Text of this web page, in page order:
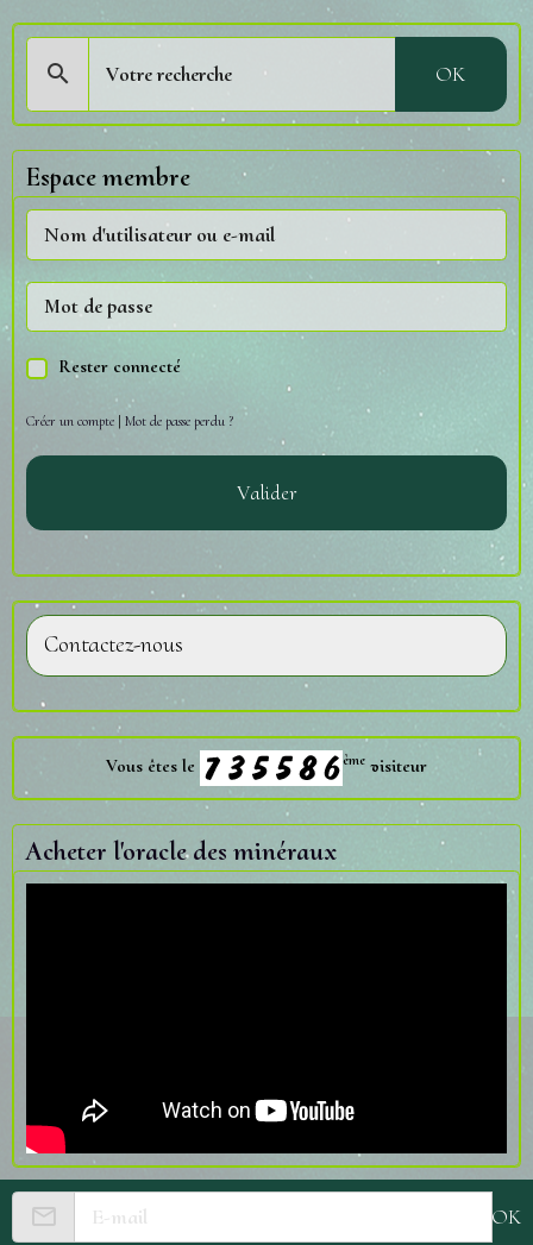
OK
Espace membre
Rester connecté
Créer un compte | Mot de passe perdu ?
Valider
Contactez-nous
Vous êtes le ème visiteur
Acheter l'oracle des minéraux
OK